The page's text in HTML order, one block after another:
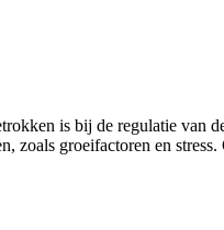
is bij de regulatie van
zoals groeifactoren en